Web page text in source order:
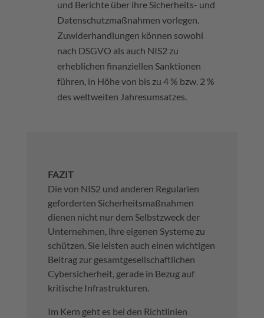
und Berichte über ihre Sicherheits- und
Datenschutzmaßnahmen vorlegen.
Zuwiderhandlungen können sowohl
nach DSGVO als auch NIS2 zu
erheblichen finanziellen Sanktionen
führen, in Höhe von bis zu 4 % bzw. 2 %
des weltweiten Jahresumsatzes.
FAZIT
Die von NIS2 und anderen Regularien
geforderten Sicherheitsmaßnahmen
dienen nicht nur dem Selbstzweck der
Unternehmen, ihre eigenen Systeme zu
schützen. Sie leisten auch einen wichtigen
Beitrag zur gesamtgesellschaftlichen
Cybersicherheit, gerade in Bezug auf
kritische Infrastrukturen.
Im Kern geht es bei den Richtlinien